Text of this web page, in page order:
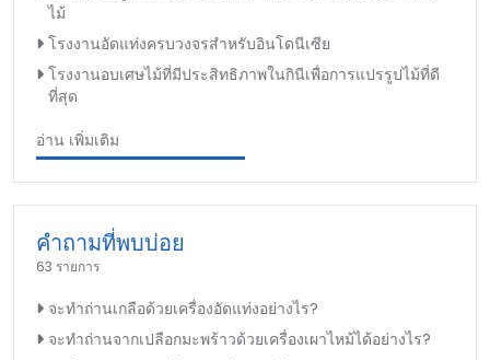
ไม้
โรงงานอัดแท่งครบวงจรสำหรับอินโดนีเซีย
โรงงานอบเศษไม้ที่มีประสิทธิภาพในกินีเพื่อการแปรรูปไม้ที่ดี
ที่สุด
อ่าน เพิ่มเติม
คำถามที่พบบ่อย
63 รายการ
จะทำถ่านเกลือด้วยเครื่องอัดแท่งอย่างไร?
จะทำถ่านจากเปลือกมะพร้าวด้วยเครื่องเผาไหม้ได้อย่างไร?